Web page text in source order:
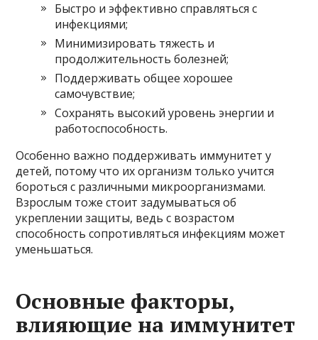
Быстро и эффективно справляться с
инфекциями;
Минимизировать тяжесть и
продолжительность болезней;
Поддерживать общее хорошее
самочувствие;
Сохранять высокий уровень энергии и
работоспособность.
Особенно важно поддерживать иммунитет у
детей, потому что их организм только учится
бороться с различными микроорганизмами.
Взрослым тоже стоит задумываться об
укреплении защиты, ведь с возрастом
способность сопротивляться инфекциям может
уменьшаться.
Основные факторы,
влияющие на иммунитет